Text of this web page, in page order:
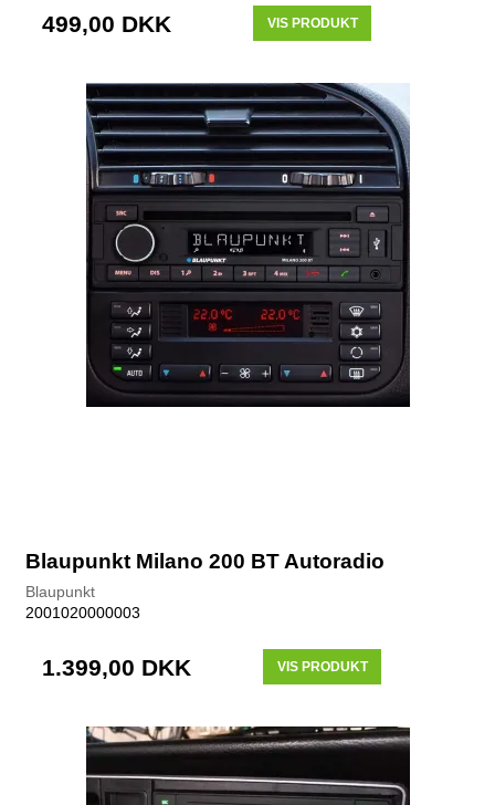
499,00 DKK VIS PRODUKT
Blaupunkt Milano 200 BT Autoradio
Blaupunkt
2001020000003
1.399,00 DKK VIS PRODUKT